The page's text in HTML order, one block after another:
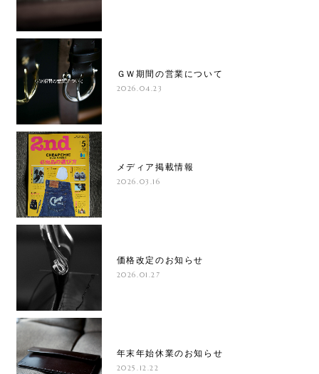
ＧＷ期間の営業について
2026.04.23
メディア掲載情報
2026.03.16
価格改定のお知らせ
2026.01.27
年末年始休業のお知らせ
2025.12.22